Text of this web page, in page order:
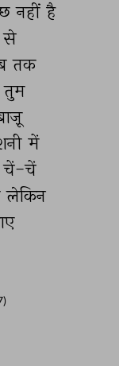
नहीं है
से
तक
तुम
में
चें-चें
लेकिन